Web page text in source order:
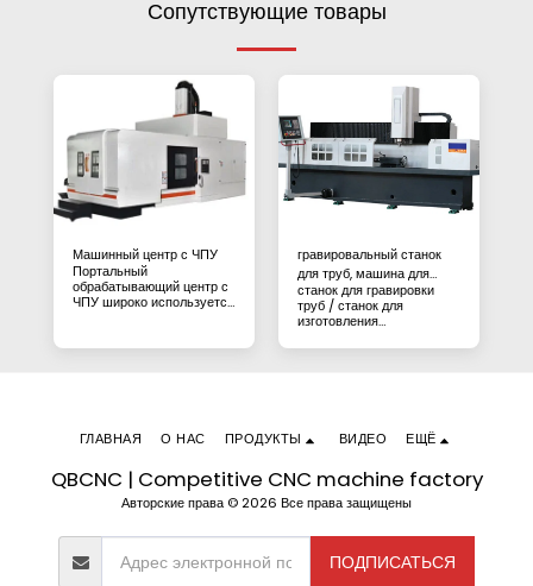
Сопутствующие товары
Машинный центр с ЧПУ
Портальный
обрабатывающий центр с
ЧПУ широко используется
гравировальный станок
для труб, машина для
изготовления
керамических форм
станок для гравировки
труб / станок для
изготовления
максимальный размер
QBCNC | Competitive CNC machine factory
Авторские права © 2026 Все права защищены
ГЛАВНАЯ О НАС ПРОДУКТЫ ВИДЕО ЕЩЁ
ПОДПИСАТЬСЯ